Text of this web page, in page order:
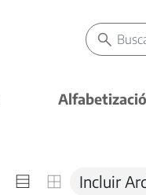
Incluir